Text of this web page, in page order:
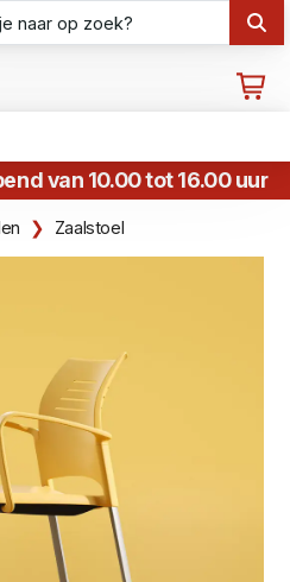
van 10.00 tot 16.00 uur
Zaalstoel